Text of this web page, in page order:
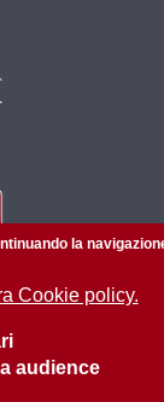
la
Cookie policy.
audience